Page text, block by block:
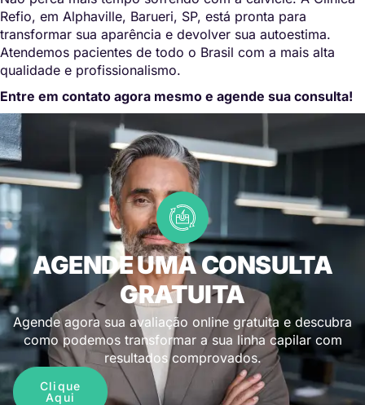
Refio, em Alphaville, Barueri, SP, está pronta para
transformar sua aparência e devolver sua autoestima.
Atendemos pacientes de todo o Brasil com a mais alta
qualidade e profissionalismo.
Entre em contato agora mesmo e agende sua consulta!
AGENDE UMA CONSULTA
GRATUITA
Agende agora sua avaliação online gratuita e descubra
como podemos transformar a sua linha capilar com
resultados comprovados.
Clique
Aqui